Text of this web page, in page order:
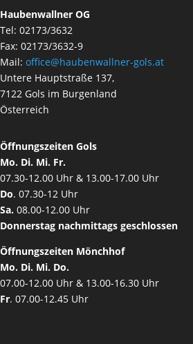
Haubenwallner OG
Tel: 02173/3632
Fax: 02173/3632-9
Mail: office@haubenwallner-gols.at
Untere Hauptstraße 137,
7122 Gols im Burgenland
Österreich
Öffnungszeiten Gols
Mo. Di. Mi. Fr.
07.30-12.00 Uhr & 13.00-17.00 Uhr
Do. 07.30-12 Uhr
Sa. 08.00-12.00 Uhr
Donnerstag nachmittags geschlossen
Öffnungszeiten Mönchhof
Mo. Di. Mi. Do.
07.00-12.00 Uhr & 13.00-16.30 Uhr
Fr. 07.00-12.45 Uhr